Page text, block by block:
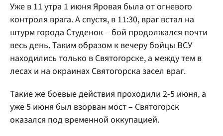
Уже в 11 утра 1 июня Яровая была от огневого
контроля врага. А спустя, в 11:30, враг встал на
штурм города Студенок – бой продолжался почти
весь день. Таким образом к вечеру бойцы ВСУ
находились только в Святогорске, а между тем в
лесах и на окраинах Святогорска засел враг.
Такие же боевые действия проходили 2-5 июня, а
уже 5 июня был взорван мост – Святогорск
оказался под временной оккупацией.